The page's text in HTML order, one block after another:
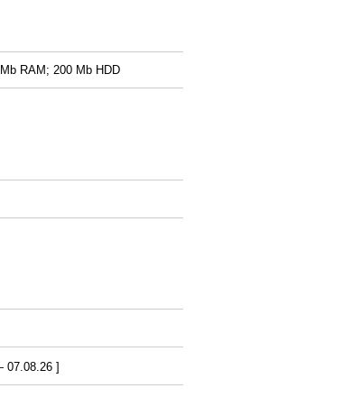
RAM; 200 Mb HDD
]